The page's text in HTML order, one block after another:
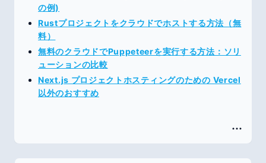
の例)
Rustプロジェクトをクラウドでホストする方法（無
料）
無料のクラウドでPuppeteerを実行する方法：ソリ
ューションの比較
Next.js プロジェクトホスティングのための Vercel
以外のおすすめ